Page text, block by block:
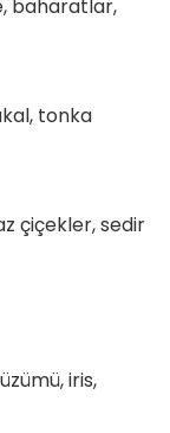
baharatlar,
tonka
çiçekler, sedir
iris,